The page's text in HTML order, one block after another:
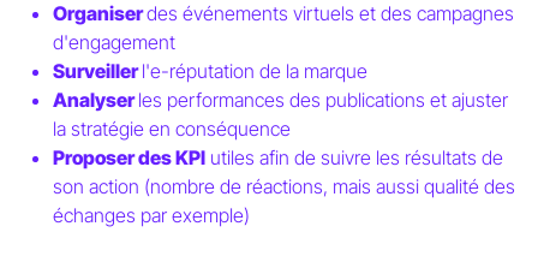
Organiserdes événements virtuels et des campagnes
d'engagement
Surveillerl'e-réputation de la marque
Analyserles performances des publications et ajuster
la stratégie en conséquence
Proposer des KPI utiles afin de suivre les résultats de
son action (nombre de réactions, mais aussi qualité des
échanges par exemple)